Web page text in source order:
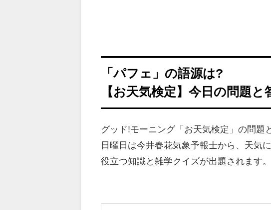
「パフェ」の語源は?
【お天気検定】今日の問題と
グッド!モーニング「お天気検定」の問題
日曜日は今井春花気象予報士から、天気
役立つ知識と雑学クイズが出題されます。